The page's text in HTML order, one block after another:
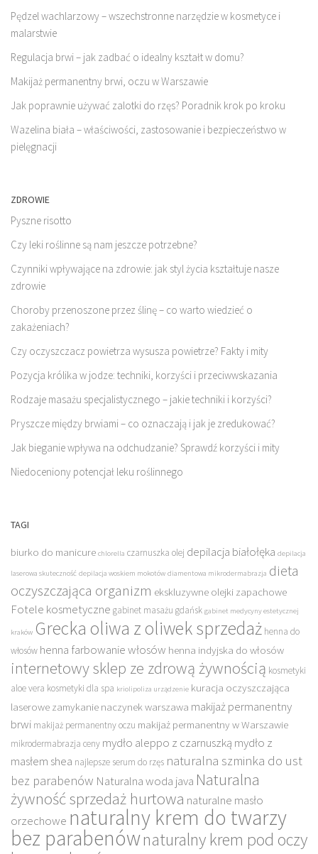
Pędzel wachlarzowy – wszechstronne narzędzie w kosmetyce i
malarstwie
Regulacja brwi – jak zadbać o idealny kształt w domu?
Makijaż permanentny brwi, oczu w Warszawie
Jak poprawnie używać zalotki do rzęs? Poradnik krok po kroku
Wazelina biała – właściwości, zastosowanie i bezpieczeństwo w
pielęgnacji
ZDROWIE
Pyszne risotto
Czy leki roślinne są nam jeszcze potrzebne?
Czynniki wpływające na zdrowie: jak styl życia kształtuje nasze
zdrowie
Choroby przenoszone przez ślinę – co warto wiedzieć o
zakażeniach?
Czy oczyszczacz powietrza wysusza powietrze? Fakty i mity
Pozycja królika w jodze: techniki, korzyści i przeciwwskazania
Rodzaje masażu specjalistycznego – jakie techniki i korzyści?
Pryszcze między brwiami – co oznaczają i jak je zredukować?
Jak bieganie wpływa na odchudzanie? Sprawdź korzyści i mity
Niedoceniony potencjał leku roślinnego
TAGI
biurko do manicure chlorella czarnuszka olej depilacja białołęka depilacja
laserowa skuteczność depilacja woskiem mokotów diamentowa mikrodermabrazja dieta
oczyszczająca organizm ekskluzywne olejki zapachowe
Fotele kosmetyczne gabinet masażu gdańsk gabinet medycyny estetycznej
kraków Grecka oliwa z oliwek sprzedaż henna do
włosów henna farbowanie włosów henna indyjska do włosów
internetowy sklep ze zdrową żywnością kosmetyki
aloe vera kosmetyki dla spa kriolipoliza urządzenie kuracja oczyszczająca
laserowe zamykanie naczynek warszawa makijaż permanentny
brwi makijaż permanentny oczu makijaż permanentny w Warszawie
mikrodermabrazja ceny mydło aleppo z czarnuszką mydło z
masłem shea najlepsze serum do rzęs naturalna szminka do ust
bez parabenów Naturalna woda java Naturalna
żywność sprzedaż hurtowa naturalne masło
orzechowe naturalny krem do twarzy
bez parabenównaturalny krem pod oczy